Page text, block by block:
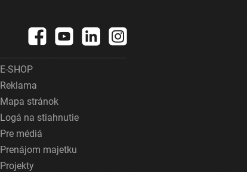
E-SHOP
Reklama
Mapa stránok
Logá na stiahnutie
Pre médiá
Prenájom majetku
Projekty